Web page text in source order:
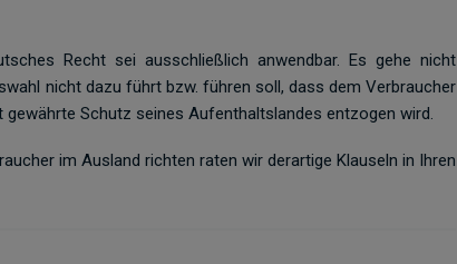
Recht sei ausschließlich anwendbar. Es gehe nicht
nicht dazu führt bzw. führen soll, dass dem Verbraucher
Schutz seines Aufenthaltslandes entzogen wird.
im Ausland richten raten wir derartige Klauseln in Ihren